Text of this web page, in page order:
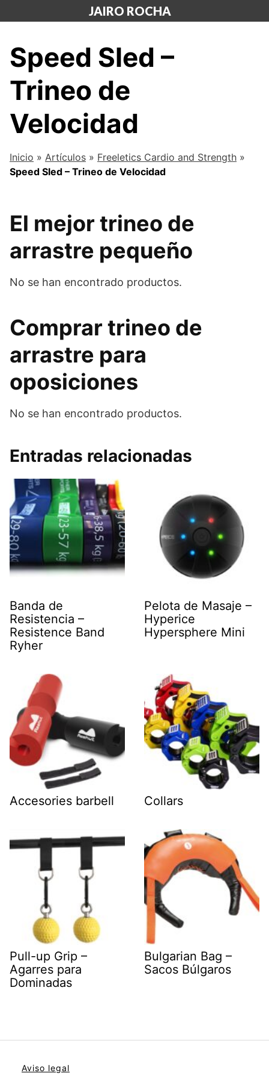
al
JAIRO ROCHA
Speed Sled –
Trineo de
Velocidad
Inicio » Artículos » Freeletics Cardio and Strength »
Speed Sled – Trineo de Velocidad
El mejor trineo de
arrastre pequeño
No se han encontrado productos.
Comprar trineo de
arrastre para
oposiciones
No se han encontrado productos.
Entradas relacionadas
Banda de
Resistencia –
Resistence Band
Ryher
Pelota de Masaje –
Hyperice
Hypersphere Mini
Accesories barbell Collars
Pull-up Grip –
Agarres para
Dominadas
Bulgarian Bag –
Sacos Búlgaros
Aviso legal